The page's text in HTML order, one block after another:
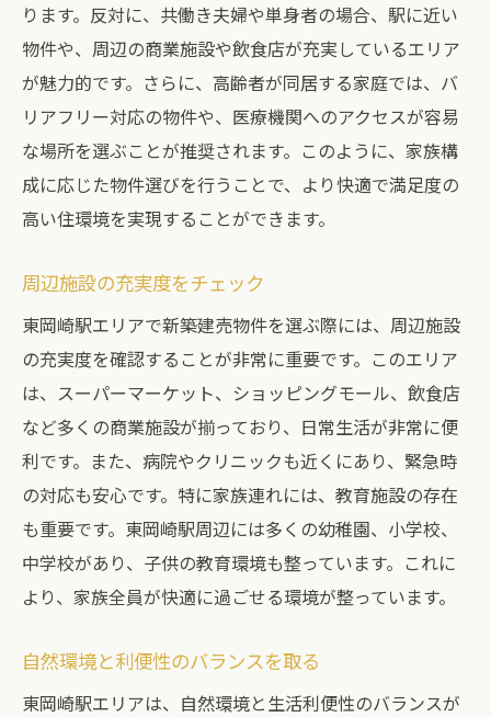
ります。反対に、共働き夫婦や単身者の場合、駅に近い
物件や、周辺の商業施設や飲食店が充実しているエリア
が魅力的です。さらに、高齢者が同居する家庭では、バ
リアフリー対応の物件や、医療機関へのアクセスが容易
な場所を選ぶことが推奨されます。このように、家族構
成に応じた物件選びを行うことで、より快適で満足度の
高い住環境を実現することができます。
周辺施設の充実度をチェック
東岡崎駅エリアで新築建売物件を選ぶ際には、周辺施設
の充実度を確認することが非常に重要です。このエリア
は、スーパーマーケット、ショッピングモール、飲食店
など多くの商業施設が揃っており、日常生活が非常に便
利です。また、病院やクリニックも近くにあり、緊急時
の対応も安心です。特に家族連れには、教育施設の存在
も重要です。東岡崎駅周辺には多くの幼稚園、小学校、
中学校があり、子供の教育環境も整っています。これに
より、家族全員が快適に過ごせる環境が整っています。
自然環境と利便性のバランスを取る
東岡崎駅エリアは、自然環境と生活利便性のバランスが